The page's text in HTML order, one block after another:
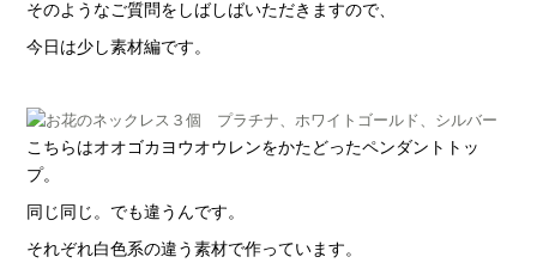
そのようなご質問をしばしばいただきますので、
今日は少し素材編です。
こちらはオオゴカヨウオウレンをかたどったペンダントトッ
プ。
同じ同じ。でも違うんです。
それぞれ白色系の違う素材で作っています。